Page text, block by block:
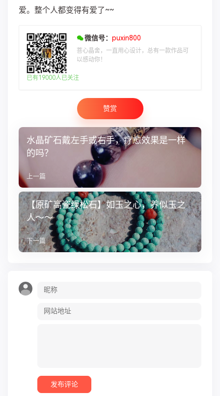
爱。整个人都变得有爱了~~
微信号： puxin800
菩心晶舍，一直用心设计，总有一款作品可
以感动你！
已有19000人已关注
赞赏
水晶矿石戴左手或右手，疗愈效果是一样
的吗？
上一篇
【原矿高瓷绿松石】如玉之心，养似玉之
人～～
下一篇